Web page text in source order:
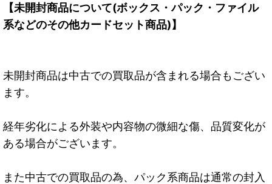
【未開封商品について(ボックス・パック・ファイル
系などのその他カードセット商品)】
未開封商品は中古での買取品が含まれる場合もござい
ます。
経年劣化による外装や内容物の微細な傷、品質変化が
ある場合がございます。
また中古での買取品の為、パック系商品は通常の封入